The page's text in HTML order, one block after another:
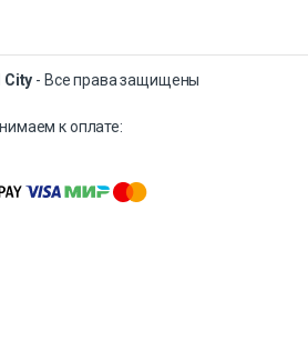
City - Все права защищены
к оплате: